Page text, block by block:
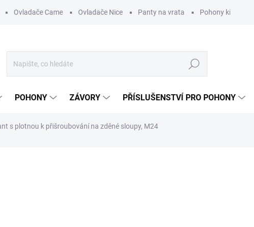
Ovladače Came Ovladače Nice Panty na vrata Pohony
Hledat
POHONY ZÁVORY PŘÍSLUŠENSTVÍ PRO POHONY
s plotnou k přišroubování na zděné sloupy, M24